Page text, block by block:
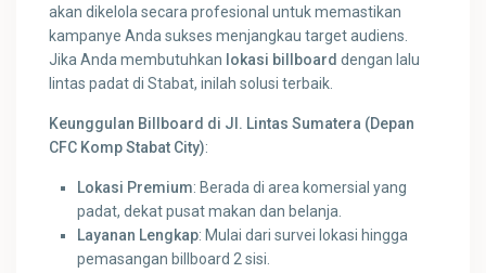
akan dikelola secara profesional untuk memastikan
kampanye Anda sukses menjangkau target audiens.
Jika Anda membutuhkan lokasi billboard dengan lalu
lintas padat di Stabat, inilah solusi terbaik.
Keunggulan Billboard di Jl. Lintas Sumatera (Depan
CFC Komp Stabat City):
Lokasi Premium: Berada di area komersial yang
padat, dekat pusat makan dan belanja.
Layanan Lengkap: Mulai dari survei lokasi hingga
pemasangan billboard 2 sisi.